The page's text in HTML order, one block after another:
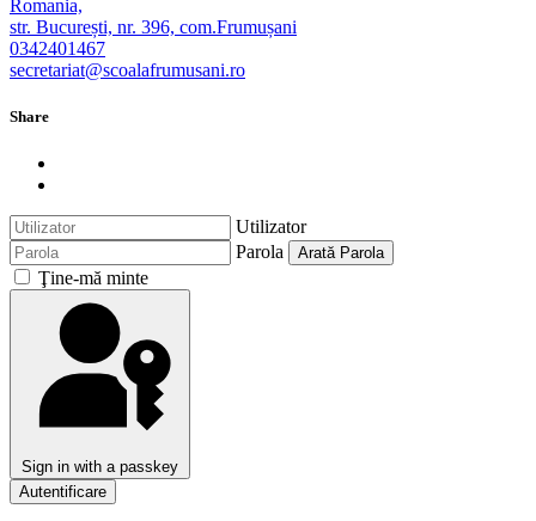
Romania,
str. București, nr. 396, com.Frumușani
0342401467
secretariat@scoalafrumusani.ro
Share
Utilizator
Parola
Arată Parola
Ţine-mă minte
Sign in with a passkey
Autentificare